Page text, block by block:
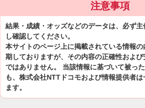
注意事項
結果・成績・オッズなどのデータは、必ず
し確認してください。
本サイトのページ上に掲載されている情報
期しておりますが、その内容の正確性およ
ではありません。 当該情報に基づいて被っ
も、株式会社NTTドコモおよび情報提供者
ます。